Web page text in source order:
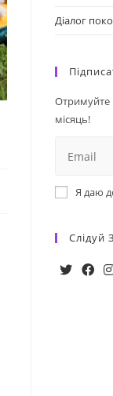
Діалог
Отримуйте
місяць!
Я даю
Слідуй